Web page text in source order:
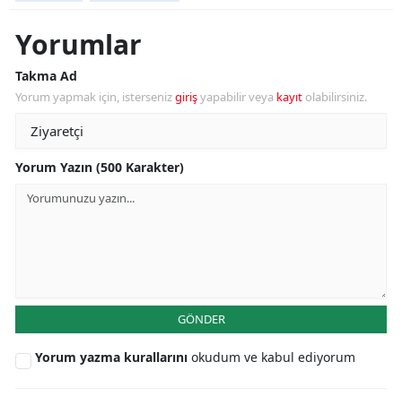
Yorumlar
Takma Ad
Yorum yapmak için, istersenizgirişyapabilir veya kayıt olabilirsiniz.
Yorum Yazın (500 Karakter)
GÖNDER
Yorum yazma kurallarını okudum ve kabul ediyorum